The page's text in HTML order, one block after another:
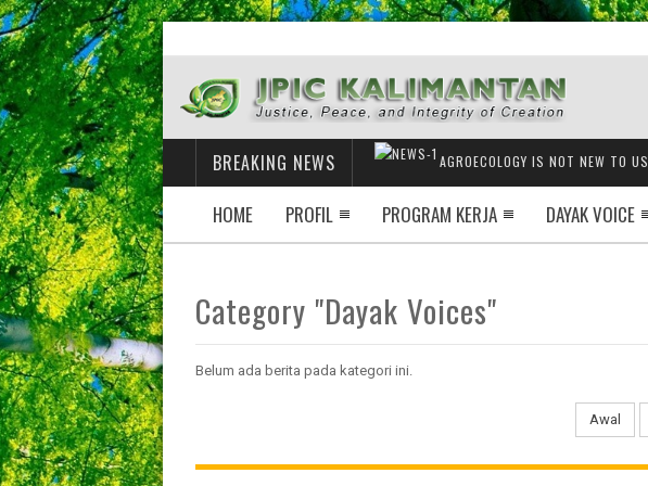
BREAKING NEWS AGROECOLOGY IS NOT NEW TO US
HOME PROFIL PROGRAM KERJA DAYAK VOICE
Category "Dayak Voices"
Belum ada berita pada kategori ini.
Awal